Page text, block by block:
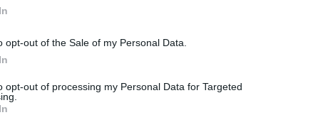
opt-out of the Sale of my Personal Data.
opt-out of processing my Personal Data for Targeted